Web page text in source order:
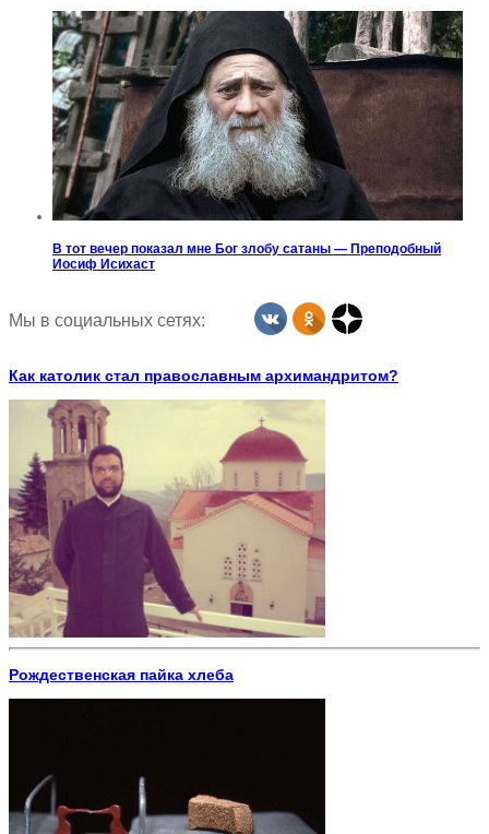
В тот вечер показал мне Бог злобу сатаны — Преподобный
Иосиф Исихаст
Мы в социальных сетях:
Как католик стал православным архимандритом?
Рождественская пайка хлеба